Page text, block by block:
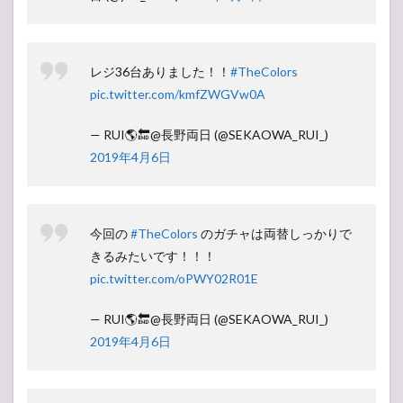
レジ36台ありました！！ #TheColors
pic.twitter.com/kmfZWGVw0A
— RUI🌎🔚@長野両日 (@SEKAOWA_RUI_)
2019年4月6日
今回の#TheColors のガチャは両替しっかりで
きるみたいです！！！
pic.twitter.com/oPWY02R01E
— RUI🌎🔚@長野両日 (@SEKAOWA_RUI_)
2019年4月6日